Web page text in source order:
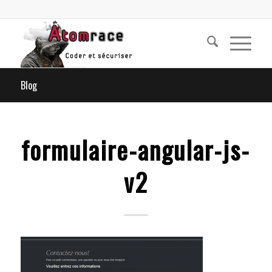
Blog
formulaire-angular-js-
v2